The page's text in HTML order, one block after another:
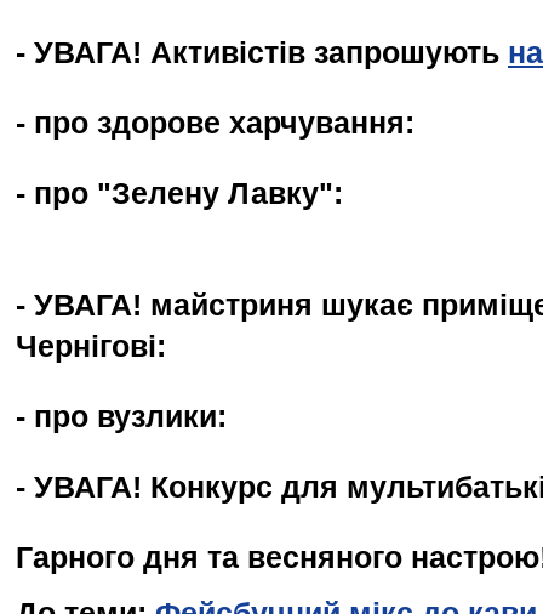
- УВАГА! Активістів запрошують
- про здорове харчування:
- про "Зелену Лавку":
- УВАГА! майстриня шукає
Чернігові:
- про вузлики:
- УВАГА! Конкурс для
Гарного дня та весняного